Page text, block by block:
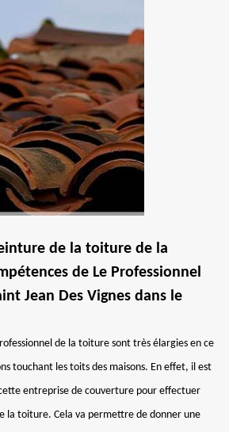
de la toiture de la
de Le Professionnel
Jean Des Vignes dans le
de la toiture sont très élargies en ce
touchant les toits des maisons. En effet, il est
entreprise de couverture pour effectuer
la toiture. Cela va permettre de donner une